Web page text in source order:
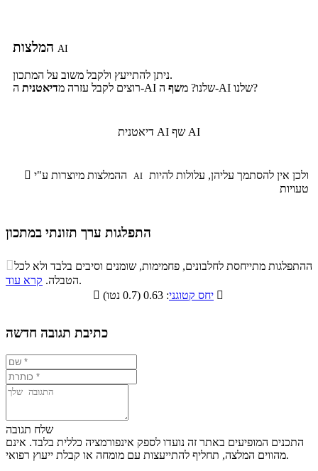
AI
ניתן להתייעץ ולקבל משוב על המתכון.
רוצים לקבל עזרה מדיאטנית ה-AI שלנו? משף ה-AI שלנו?
דיאטנית AI שף AI
 AI
טעויות
התפלגות ערך תזונתי במתכון
התפלגות ערך תזונתי במתכון
סיבים
תזונתיים
שומנים חלבונים
ההתפלגות מתייחסת לחלבונים, פחמימות, שומנים וסיבים בלבד ולא לכל
הטבלה. קרא עוד
.

יחס קטוגני 
כתיבת תגובה חדשה
שלח תגובה
התכנים המופיעים באתר זה נועדו לספק אינפורמציה כללית בלבד. אינם
מהווים המלצה, תחליף להתייעצות עם מומחה או קבלת ייעוץ רפואי.